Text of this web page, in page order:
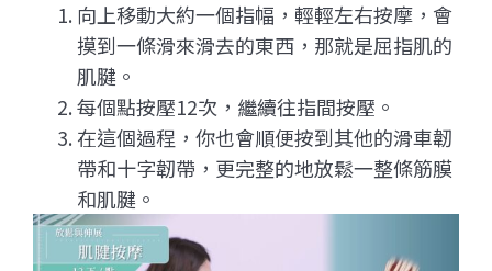
向上移動大約一個指幅，輕輕左右按摩，會
摸到一條滑來滑去的東西，那就是屈指肌的
肌腱。
每個點按壓12次，繼續往指間按壓。
在這個過程，你也會順便按到其他的滑車韌
帶和十字韌帶，更完整的地放鬆一整條筋膜
和肌腱。